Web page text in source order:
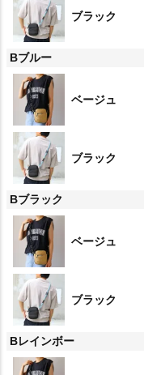
ブラック
Bブルー
ベージュ
ブラック
Bブラック
ベージュ
ブラック
Bレインボー